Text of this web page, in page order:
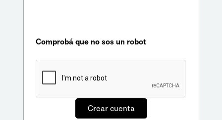
Comprobá que no sos un robot